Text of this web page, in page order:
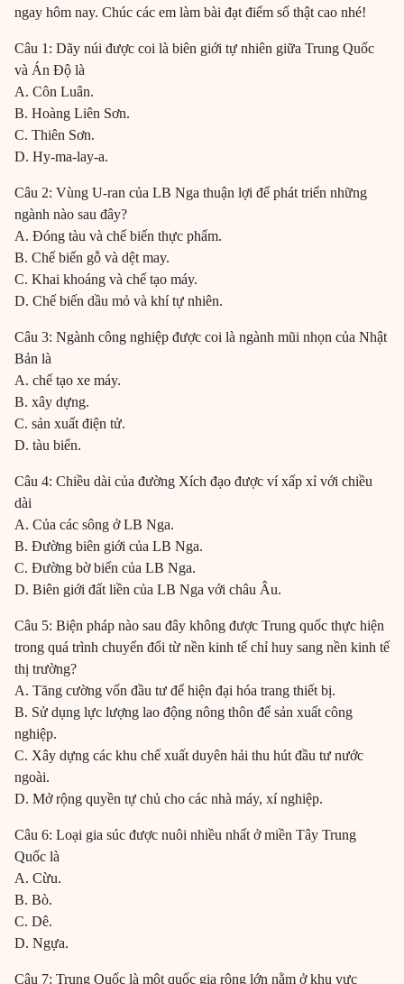
ngay hôm nay. Chúc các em làm bài đạt điểm số thật cao nhé!
Câu 1: Dãy núi được coi là biên giới tự nhiên giữa Trung Quốc
và Án Độ là
A. Côn Luân.
B. Hoàng Liên Sơn.
C. Thiên Sơn.
D. Hy-ma-lay-a.
Câu 2: Vùng U-ran của LB Nga thuận lợi để phát triển những
ngành nào sau đây?
A. Đóng tàu và chế biến thực phẩm.
B. Chế biến gỗ và dệt may.
C. Khai khoáng và chế tạo máy.
D. Chế biến dầu mỏ và khí tự nhiên.
Câu 3: Ngành công nghiệp được coi là ngành mũi nhọn của Nhật
Bản là
A. chế tạo xe máy.
B. xây dựng.
C. sản xuất điện tử.
D. tàu biển.
Câu 4: Chiều dài của đường Xích đạo được ví xấp xỉ với chiều
dài
A. Của các sông ở LB Nga.
B. Đường biên giới của LB Nga.
C. Đường bờ biển của LB Nga.
D. Biên giới đất liền của LB Nga với châu Âu.
Câu 5: Biện pháp nào sau đây không được Trung quốc thực hiện
trong quá trình chuyển đổi từ nền kinh tế chỉ huy sang nền kinh tế
thị trường?
A. Tăng cường vốn đầu tư để hiện đại hóa trang thiết bị.
B. Sử dụng lực lượng lao động nông thôn để sản xuất công
nghiệp.
C. Xây dựng các khu chế xuất duyên hải thu hút đầu tư nước
ngoài.
D. Mở rộng quyền tự chủ cho các nhà máy, xí nghiệp.
Câu 6: Loại gia súc được nuôi nhiều nhất ở miền Tây Trung
Quốc là
A. Cừu.
B. Bò.
C. Dê.
D. Ngựa.
Câu 7: Trung Quốc là một quốc gia rộng lớn nằm ở khu vực